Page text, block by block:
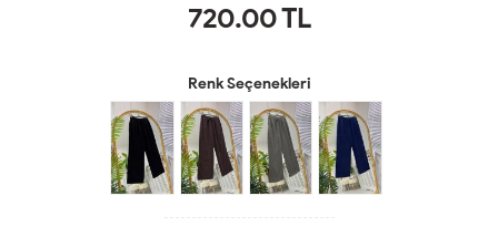
720.00TL
Renk Seçenekleri